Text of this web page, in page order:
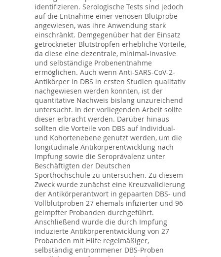
identifizieren. Serologische Tests sind jedoch
auf die Entnahme einer venösen Blutprobe
angewiesen, was ihre Anwendung stark
einschränkt. Demgegenüber hat der Einsatz
getrockneter Blutstropfen erhebliche Vorteile,
da diese eine dezentrale, minimal-invasive
und selbständige Probenentnahme
ermöglichen. Auch wenn Anti-SARS-CoV-2-
Antikörper in DBS in ersten Studien qualitativ
nachgewiesen werden konnten, ist der
quantitative Nachweis bislang unzureichend
untersucht. In der vorliegenden Arbeit sollte
dieser erbracht werden. Darüber hinaus
sollten die Vorteile von DBS auf Individual-
und Kohortenebene genutzt werden, um die
longitudinale Antikörperentwicklung nach
Impfung sowie die Seroprävalenz unter
Beschäftigten der Deutschen
Sporthochschule zu untersuchen. Zu diesem
Zweck wurde zunächst eine Kreuzvalidierung
der Antikörperantwort in gepaarten DBS- und
Vollblutproben 27 ehemals infizierter und 96
geimpfter Probanden durchgeführt.
Anschließend wurde die durch Impfung
induzierte Antikörperentwicklung von 27
Probanden mit Hilfe regelmäßiger,
selbständig entnommener DBS-Proben